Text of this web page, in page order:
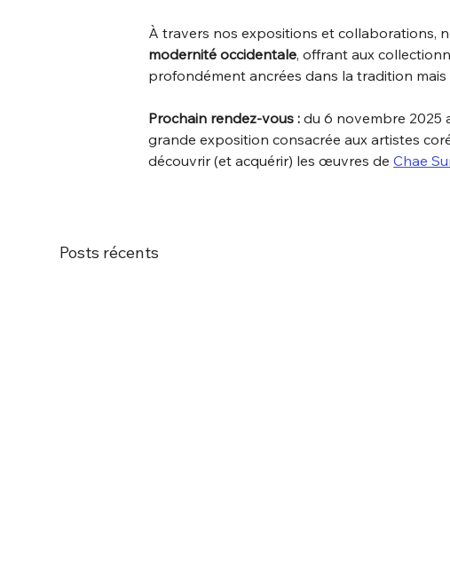
À travers nos expositions et collaborations,
modernité occidentale, offrant aux
profondément ancrées dans la tradition mais
Prochain rendez-vous : du 6 novembre 2025
grande exposition consacrée aux artistes
découvrir (et acquérir) les œuvres de Chae
Posts récents